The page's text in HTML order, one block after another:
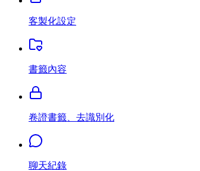
客製化設定
書籤內容
卷證書籤、去識別化
聊天紀錄